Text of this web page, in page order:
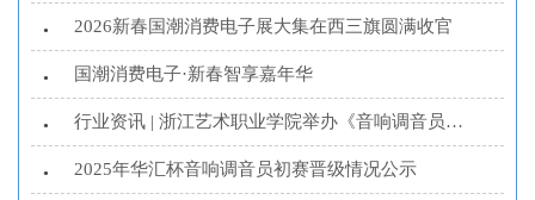
• 2026新春国潮消费电子展大集在西三旗圆满收官
• 国潮消费电子·新春智享嘉年华
• 行业资讯 | 浙江艺术职业学院举办《音响调音员》培训...
• 2025年华汇杯音响调音员初赛晋级情况公示